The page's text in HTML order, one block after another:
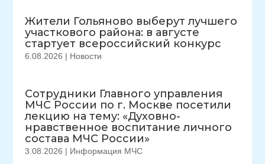
Жители Гольяново выберут лучшего
участкового района: в августе
стартует всероссийский конкурс
6.08.2026 | Новости
Сотрудники Главного управления
МЧС России по г. Москве посетили
лекцию на тему: «Духовно-
нравственное воспитание личного
состава МЧС России»
3.08.2026 | Информация МЧС